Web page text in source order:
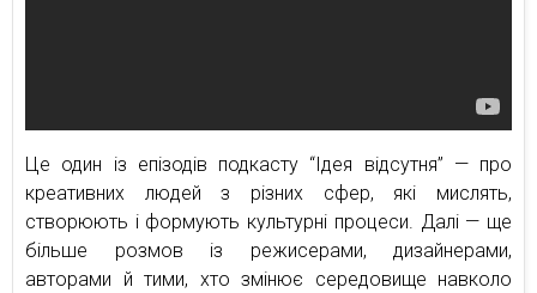
Це один із епізодів подкасту “Ідея відсутня” — про
креативних людей з різних сфер, які мислять,
створюють і формують культурні процеси. Далі — ще
більше розмов із режисерами, дизайнерами,
авторами й тими, хто змінює середовище навколо